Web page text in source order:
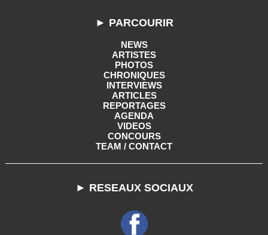
► PARCOURIR
NEWS
ARTISTES
PHOTOS
CHRONIQUES
INTERVIEWS
ARTICLES
REPORTAGES
AGENDA
VIDEOS
CONCOURS
TEAM / CONTACT
► RESEAUX SOCIAUX